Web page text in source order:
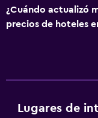
¿Cuándo actualizó
precios de hoteles
Lugares de